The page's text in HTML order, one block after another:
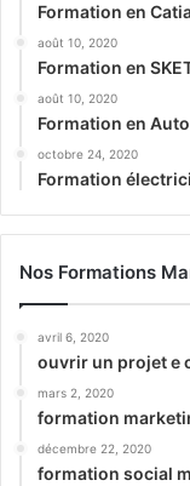
Formation en
août 10, 2020
Formation en
août 10, 2020
Formation en
octobre 24, 2020
Formation
Nos Formations
avril 6, 2020
ouvrir un projet e
mars 2, 2020
formation
décembre 22, 2020
formation social